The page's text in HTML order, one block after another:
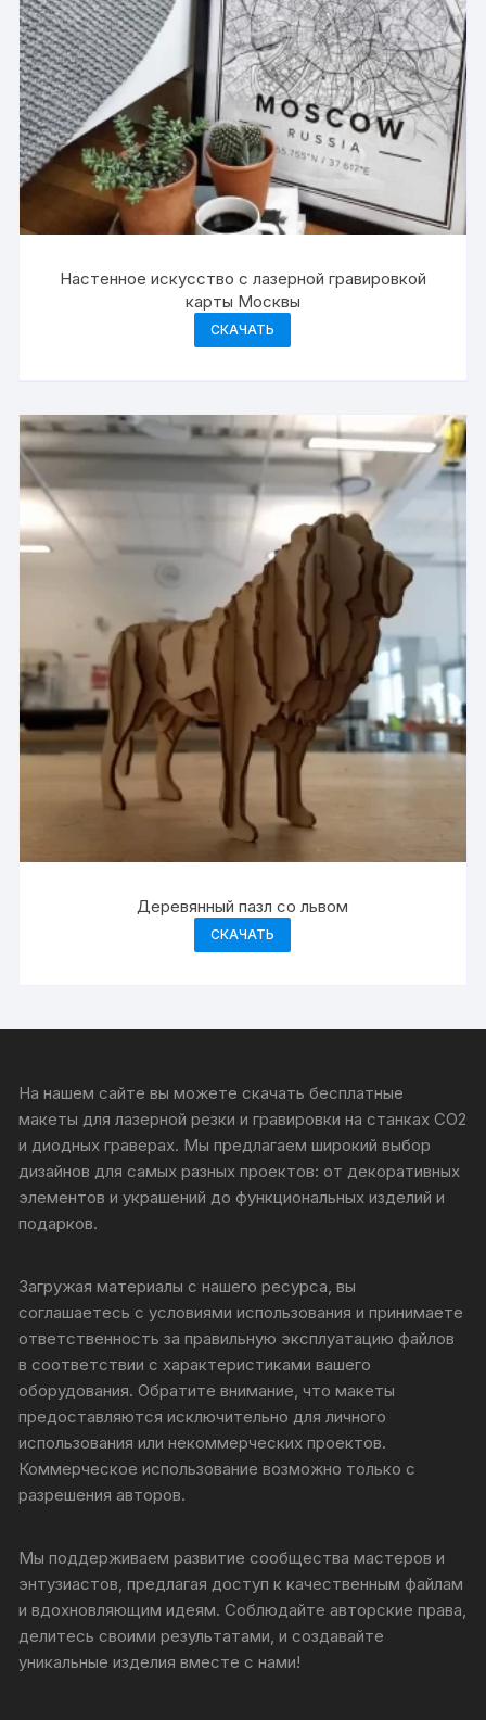
Настенное искусство с лазерной гравировкой
карты Москвы
СКАЧАТЬ
Деревянный пазл со львом
СКАЧАТЬ
На нашем сайте вы можете скачать бесплатные
макеты для лазерной резки и гравировки на станках CO2
и диодных граверах. Мы предлагаем широкий выбор
дизайнов для самых разных проектов: от декоративных
элементов и украшений до функциональных изделий и
подарков.
Загружая материалы с нашего ресурса, вы
соглашаетесь с условиями использования и принимаете
ответственность за правильную эксплуатацию файлов
в соответствии с характеристиками вашего
оборудования. Обратите внимание, что макеты
предоставляются исключительно для личного
использования или некоммерческих проектов.
Коммерческое использование возможно только с
разрешения авторов.
Мы поддерживаем развитие сообщества мастеров и
энтузиастов, предлагая доступ к качественным файлам
и вдохновляющим идеям. Соблюдайте авторские права,
делитесь своими результатами, и создавайте
уникальные изделия вместе с нами!